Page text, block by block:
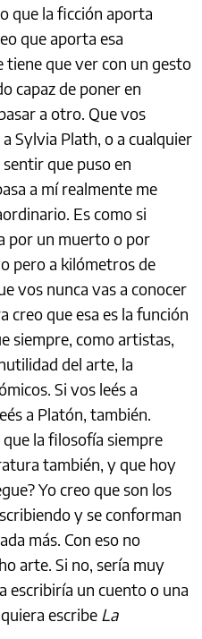
que la ficción aporta
que aporta esa
tiene que ver con un gesto
capaz de poner en
a otro. Que vos
Sylvia Plath, o a cualquier
que puso en
a mí realmente me
Es como si
por un muerto o por
pero a kilómetros de
vos nunca vas a conocer
creo que esa es la función
siempre, como artistas,
del arte, la
Si vos leés a
a Platón, también.
la filosofía siempre
también, y que hoy
Yo creo que son los
y se conforman
más. Con eso no
arte. Si no, sería muy
escribiría un cuento o una
escribe La